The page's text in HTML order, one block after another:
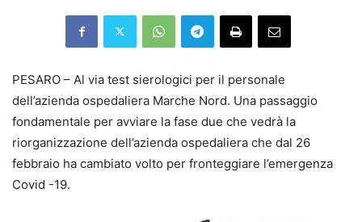
PESARO – Al via test sierologici per il personale
dell’azienda ospedaliera Marche Nord. Una passaggio
fondamentale per avviare la fase due che vedrà la
riorganizzazione dell’azienda ospedaliera che dal 26
febbraio ha cambiato volto per fronteggiare l’emergenza
Covid -19.